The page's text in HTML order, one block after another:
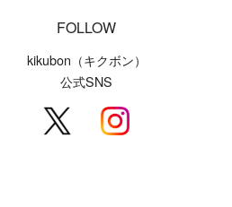
FOLLOW
kikubon（キクボン）
公式SNS